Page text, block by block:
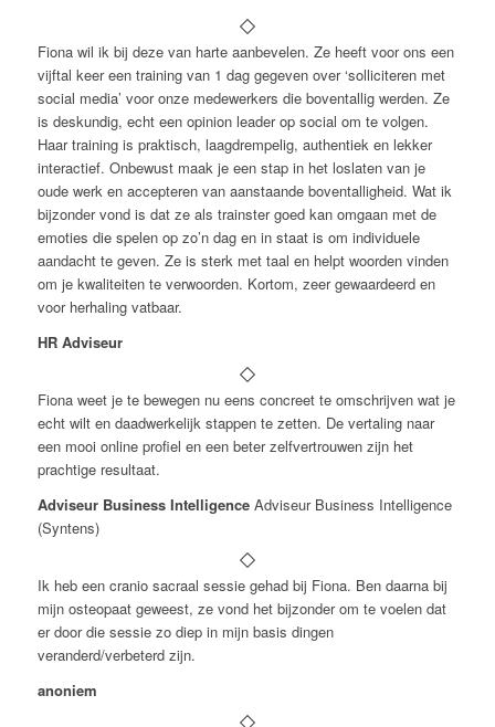
Fiona wil ik bij deze van harte aanbevelen. Ze heeft voor ons een
vijftal keer een training van 1 dag gegeven over ‘solliciteren met
social media’ voor onze medewerkers die boventallig werden. Ze
is deskundig, echt een opinion leader op social om te volgen.
Haar training is praktisch, laagdrempelig, authentiek en lekker
interactief. Onbewust maak je een stap in het loslaten van je
oude werk en accepteren van aanstaande boventalligheid. Wat ik
bijzonder vond is dat ze als trainster goed kan omgaan met de
emoties die spelen op zo’n dag en in staat is om individuele
aandacht te geven. Ze is sterk met taal en helpt woorden vinden
om je kwaliteiten te verwoorden. Kortom, zeer gewaardeerd en
voor herhaling vatbaar.
HR Adviseur
Fiona weet je te bewegen nu eens concreet te omschrijven wat je
echt wilt en daadwerkelijk stappen te zetten. De vertaling naar
een mooi online profiel en een beter zelfvertrouwen zijn het
prachtige resultaat.
Adviseur Business Intelligence Adviseur Business Intelligence
(Syntens)
Ik heb een cranio sacraal sessie gehad bij Fiona. Ben daarna bij
mijn osteopaat geweest, ze vond het bijzonder om te voelen dat
er door die sessie zo diep in mijn basis dingen
veranderd/verbeterd zijn.
anoniem